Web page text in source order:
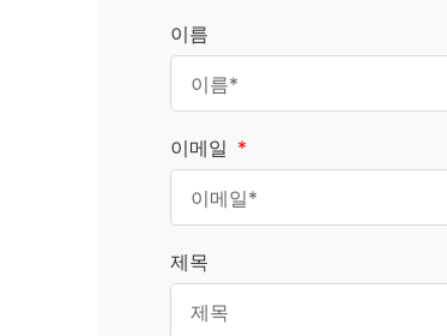
이름
이메일
제목